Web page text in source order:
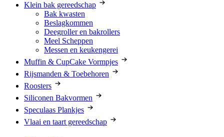
Klein bak gereedschap
Bak kwasten
Beslagkommen
Deegroller en bakrollers
Meel Scheppen
Messen en keukengerei
Muffin & CupCake Vormpjes
Rijsmanden & Toebehoren
Roosters
Siliconen Bakvormen
Speculaas Plankjes
Vlaai en taart gereedschap